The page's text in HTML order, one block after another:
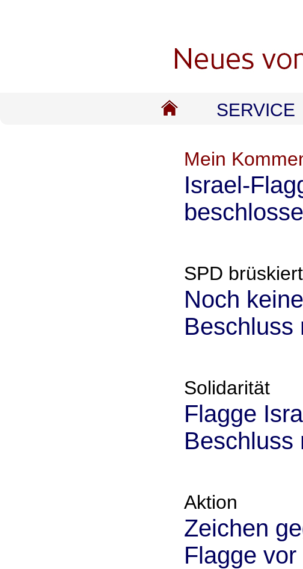
SERVICE
Mein
Israel-
SPD brüskiert
Noch
Beschluss
Solidarität
Flagge
Beschluss
Aktion
Zeichen
Flagge